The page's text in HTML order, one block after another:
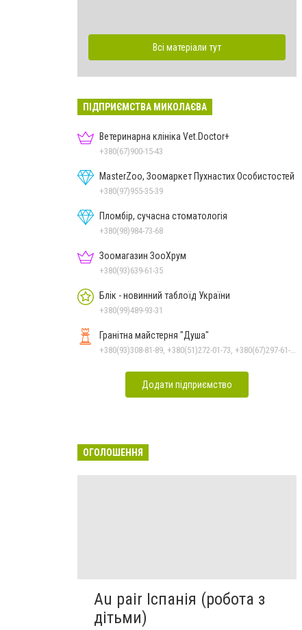
Всі матеріали тут
ПІДПРИЄМСТВА МИКОЛАЄВА
Ветеринарна клініка Vet.Doctor+
+380(67)900-15-43
MasterZoo, Зоомаркет Пухнастих Особистостей
+380(97)955-35-39
Пломбір, сучасна стоматологія
+380(98)984-73-68
Зоомагазин ЗооХрум
+380(93)639-61-35
Блік - новинний таблоїд України
+380(99)489-93-31
Гранітна майстерня "Душа"
Додати підприємство
ОГОЛОШЕННЯ
Au pair Іспанія (робота з
дітьми)